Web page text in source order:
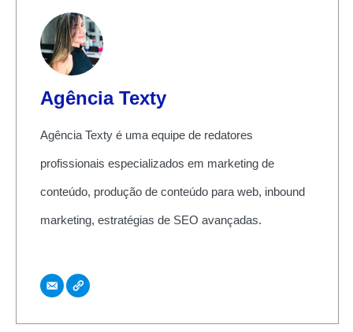
Agência Texty
Agência Texty é uma equipe de redatores
profissionais especializados em marketing de
conteúdo, produção de conteúdo para web, inbound
marketing, estratégias de SEO avançadas.